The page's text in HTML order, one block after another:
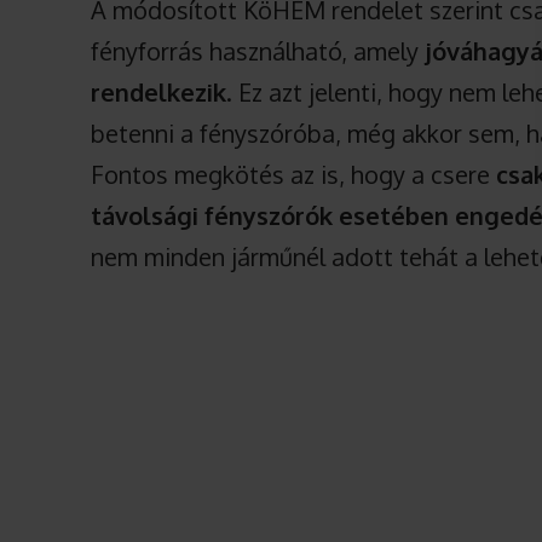
A módosított KöHÉM rendelet szerint
fényforrás használható, amely
rendelkezik. Ez azt jelenti, hogy nem
betenni a fényszóróba, még akkor sem,
Fontos megkötés az is, hogy a csere
távolsági fényszórók esetében
nem minden járműnél adott tehát a